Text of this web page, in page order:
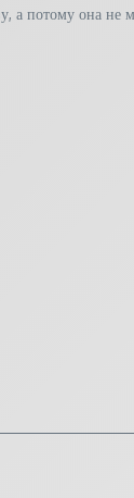
а потому она не